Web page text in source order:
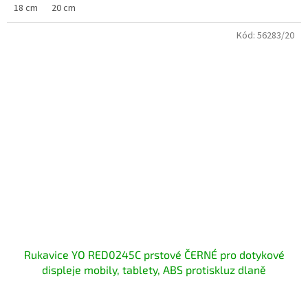
18 cm
20 cm
Rukavice YO RED0245C prstové ČERNÉ pro dotykové
displeje mobily, tablety, ABS protiskluz dlaně
Kód: 56283/20